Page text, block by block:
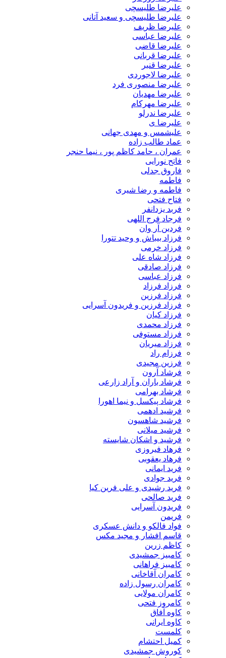
علیرضا طلیسچی
علیرضا طلیسچی و سعید آتانی
علیرضا ظریف
علیرضا عباسی
علیرضا قاضی
علیرضا قربانی
علیرضا قنبر
علیرضا لاجوردی
علیرضا منصوری فرد
علیرضا مهدیان
علیرضا مهرکام
علیرضا ندرلو
علیرضا ی
علیشمس و مهدی جهانی
عماد طالب زاده
عمران ، حامد کاظم پور ، نیما حنجر
فاتح نورایی
فاروق جدلی
فاطمه
فاطمه و رضا شیری
فتاح فتحی
فربد یزدانفر
فرجاد فرج اللهی
فردین آر وان
فرزاد بیباش و وحید تتورا
فرزاد خرمی
فرزاد شاه علی
فرزاد صادقی
فرزاد عباسی
فرزاد فرزاد
فرزاد فرزین
فرزاد فرزین و فریدون آسرایی
فرزاد کیان
فرزاد محمدی
فرزاد مستوفی
فرزاد میریان
فرزام راد
فرزین مجیدی
فرشاد آرون
فرشاد باران و آراد زارعی
فرشاد بهرامی
فرشاد پیکسل و نیما اهورا
فرشید ادهمی
فرشید شاهسون
فرشید میلانی
فرشید و اشکان شایسته
فرهاد فیروزی
فرهاد یعقوبی
فرید ایمانی
فرید جوادی
فرید رشیدی و علی فرین کیا
فرید صالحی
فریدون آسرایی
فریمن
فواد فالکو و دانش عسکری
قاسم افشار و مجید مکس
کاظم زرین
کامبیز جمشیدی
کامبیز فراهانی
کامران آقاخانی
کامران رسول زاده
کامران مولایی
کامروز فتحی
کاوه آفاق
کاوه ایرانی
کلمست
کمیل احتشام
کوروش جمشیدی